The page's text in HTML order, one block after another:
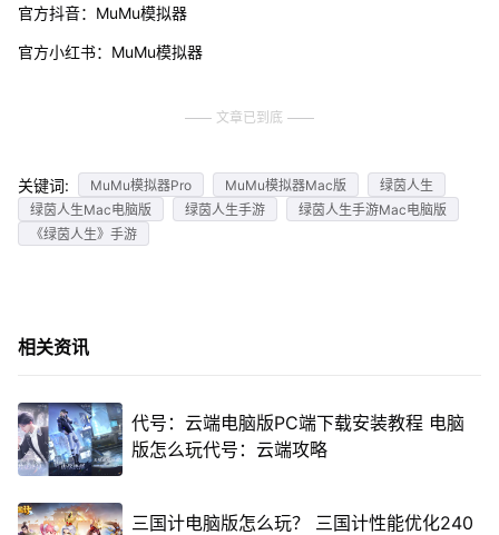
官方抖音：MuMu模拟器
官方小红书：MuMu模拟器
文章已到底
关键词: MuMu模拟器Pro MuMu模拟器Mac版
绿茵人生
绿茵人生Mac电脑版
绿茵人生手游
绿茵人生手游Mac电脑版
《绿茵人生》手游
相关资讯
代号：云端电脑版PC端下载安装教程 电脑
版怎么玩代号：云端攻略
三国计电脑版怎么玩？ 三国计性能优化240